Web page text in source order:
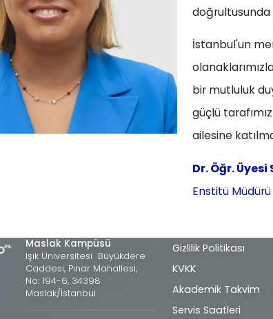
doğrultusunda
İstanbul'un
bir mutluluk
güçlü
ailesine
Dr. Öğr. Üyesi
Enstitü Müdürü
Maslak Kampüsü
Işık Üniversitesi Büyükdere
Caddesi, Pınar Mahallesi,
No: 194-6, 34398
Maslak/İstanbul
Alt
bilgi
Gizlilik Politikası
KVKK
Akademik Takvim
Servis Saatleri